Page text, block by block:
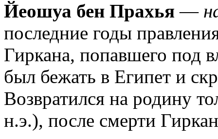
Йеошуа бен Прахья —
последние годы
Гиркана, попавшего под
был бежать в Египет и
Возвратился на родину
н.э.), после смерти